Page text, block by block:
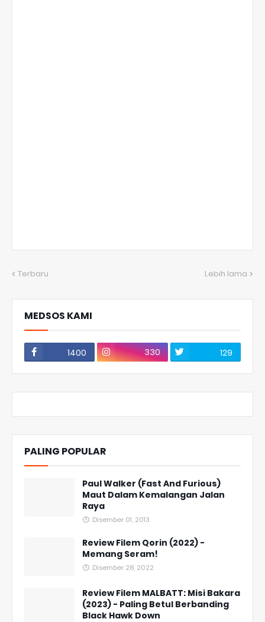
Terbaru Lebih lama
MEDSOS KAMI
1400 330 129
PALING POPULAR
Paul Walker (Fast And Furious)
Maut Dalam Kemalangan Jalan
Raya
Disember 01, 2013
Review Filem Qorin (2022) -
Memang Seram!
Disember 28, 2022
Review Filem MALBATT: Misi Bakara
(2023) - Paling Betul Berbanding
Black Hawk Down